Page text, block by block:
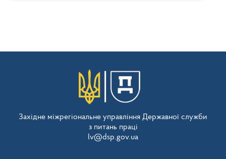
Західне міжрегіональне управління Державної служби
з питань праці
lv@dsp.gov.ua